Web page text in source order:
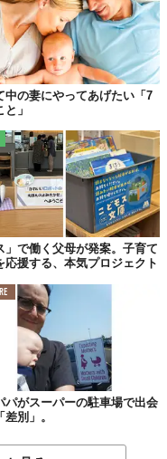
中の妻にやってあげたい「7
」
」で働く父母が発案。子育て
応援する、本気プロジェクト
パがスーパーの駐車場で出会
差別」。